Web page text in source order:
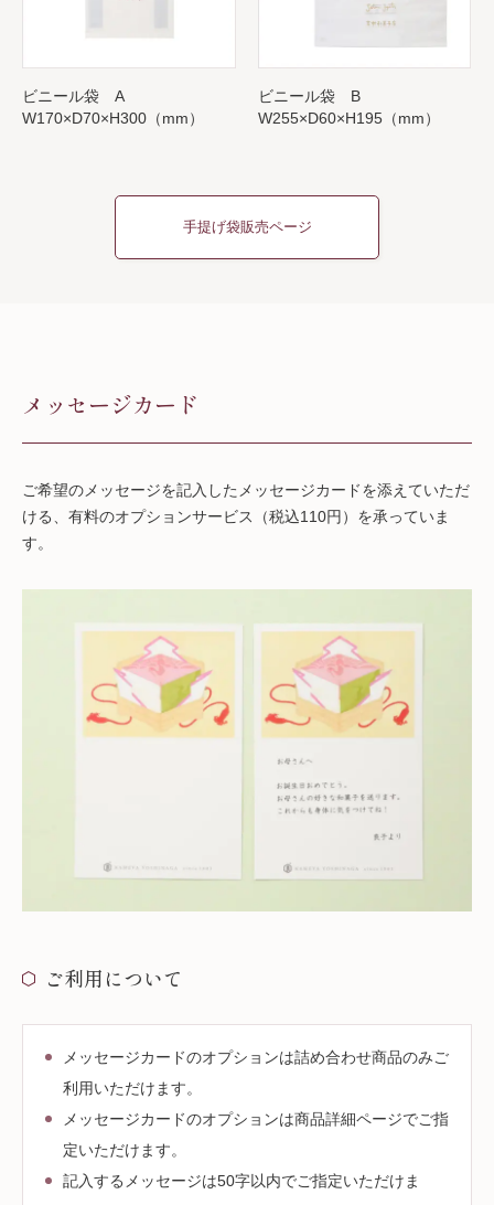
ビニール袋 A
W170×D70×H300（mm）
ビニール袋 B
W255×D60×H195（mm）
手提げ袋販売ページ
メッセージカード
ご希望のメッセージを記入したメッセージカードを添えていただ
ける、有料のオプションサービス（税込110円）を承っていま
す。
ご利用について
メッセージカードのオプションは詰め合わせ商品のみご
利用いただけます。
メッセージカードのオプションは商品詳細ページでご指
定いただけます。
記入するメッセージは50字以内でご指定いただけま